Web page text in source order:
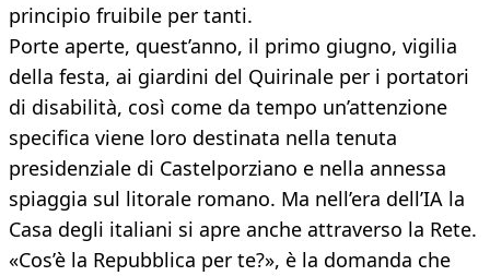
principio fruibile per tanti.
Porte aperte, quest’anno, il primo giugno, vigilia
della festa, ai giardini del Quirinale per i portatori
di disabilità, così come da tempo un’attenzione
specifica viene loro destinata nella tenuta
presidenziale di Castelporziano e nella annessa
spiaggia sul litorale romano. Ma nell’era dell’IA la
Casa degli italiani si apre anche attraverso la Rete.
«Cos’è la Repubblica per te?», è la domanda che